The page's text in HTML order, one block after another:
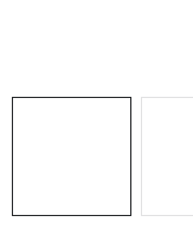
NOVINKY